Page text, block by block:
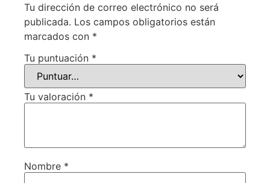
Tu dirección de correo electrónico no será
publicada. Los campos obligatorios están
marcados con *
Tu puntuación *
Tu valoración *
Nombre *